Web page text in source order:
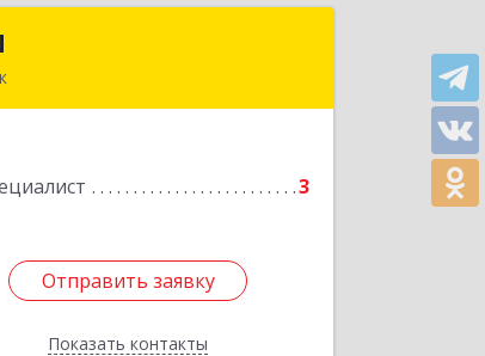
3
Отправить заявку
Показать контакты
Подробнее
Отправить заявку
Назад